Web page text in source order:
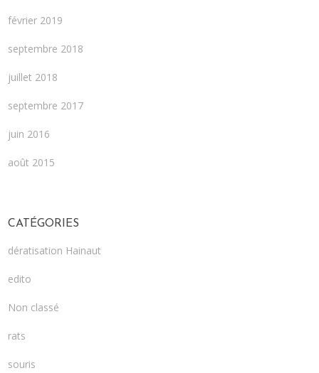
février 2019
septembre 2018
juillet 2018
septembre 2017
juin 2016
août 2015
CATÉGORIES
dératisation Hainaut
edito
Non classé
rats
souris